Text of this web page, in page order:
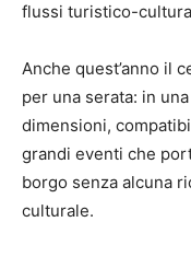
flussi turistico-
Anche quest’anno il
per una serata: in
dimensioni,
grandi eventi che
borgo senza alcuna
culturale.